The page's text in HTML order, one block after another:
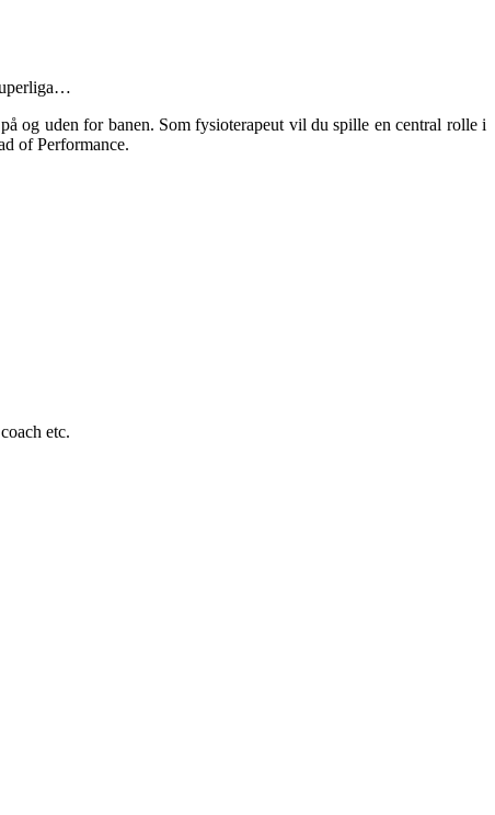
og uden for banen. Som fy­sioterapeut vil du spille en central rolle i
of Performance.
etc.